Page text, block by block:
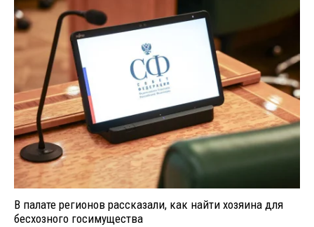
В палате регионов рассказали, как найти хозяина для
бесхозного госимущества